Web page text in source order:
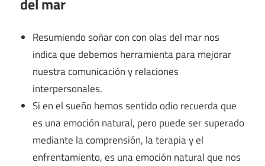
Resumiendo soñar con con olas del mar nos
indica que debemos herramienta para mejorar
nuestra comunicación y relaciones
interpersonales.
Si en el sueño hemos sentido odio recuerda que
es una emoción natural, pero puede ser superado
mediante la comprensión, la terapia y el
enfrentamiento, es una emoción natural que nos